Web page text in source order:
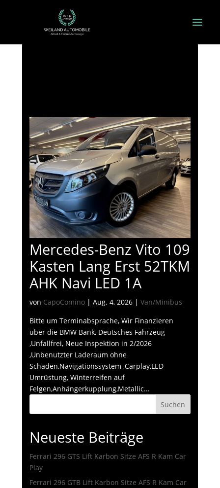
Mercedes-Benz Vito 109
Kasten Lang Erst 52TKM
AHK Navi LED 1A
von CapoComino| Aug. 4, 2026| Van/Minibus
Bitte um Terminabsprache, Wir Finanzieren
über die BMW Bank, Deutsches Fahrzeug
,Unfallfrei, Neue Inspektion in 2/2026
,Unbenutzter Laderaum ohne
Schäden,Navigationssystem ,Carplay,LED
Umrüstung, Winterreifen auf
Felgen,Anhängerkupplung,Metallic...
Suchen
Neueste Beiträge
Ferrari 296 GTS Lift Karbon Sitze AFS R Kam Car
Play
Ferrari 296 GTB Lift Karbon Sitze AFS R Kam Car